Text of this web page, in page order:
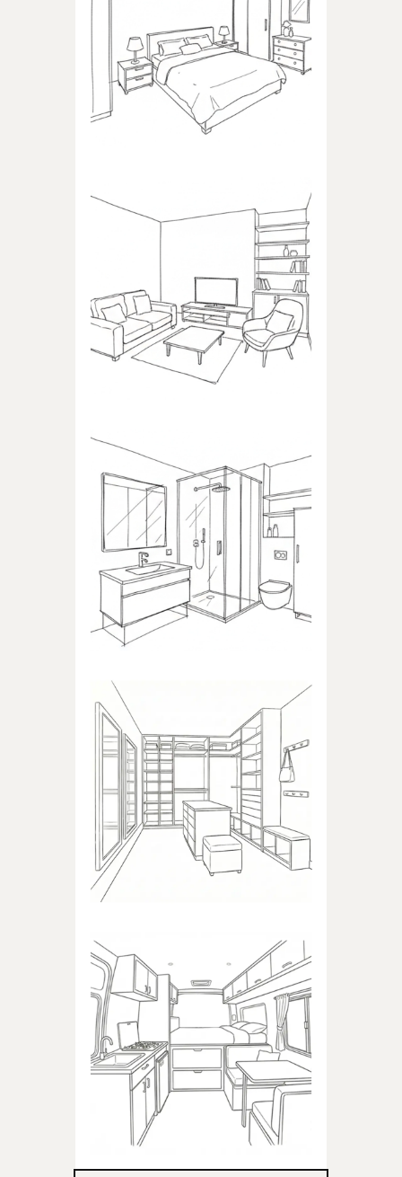
Produkty dedykowane do
sypialni
Produkty dedykowane do
pokoju dziennego
ŁAZIENKA
Produkty dedykowane do
łazienki
GARDEROBA
Produkty dedykowane do
garderoby
KAMPER
Produkty dedykowane do
kampera